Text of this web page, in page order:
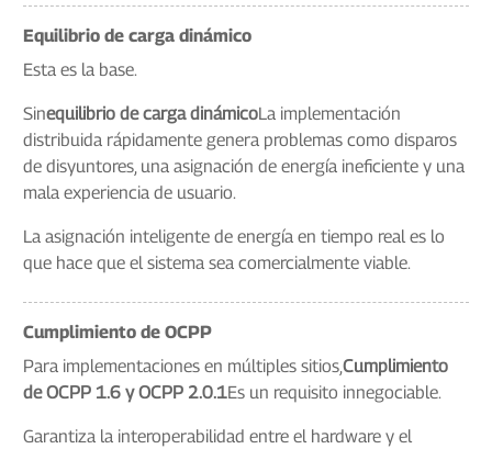
Equilibrio de carga dinámico
Esta es la base.
Sinequilibrio de carga dinámicoLa implementación
distribuida rápidamente genera problemas como disparos
de disyuntores, una asignación de energía ineficiente y una
mala experiencia de usuario.
La asignación inteligente de energía en tiempo real es lo
que hace que el sistema sea comercialmente viable.
Cumplimiento de OCPP
Para implementaciones en múltiples sitios,Cumplimiento
de OCPP 1.6 y OCPP 2.0.1Es un requisito innegociable.
Garantiza la interoperabilidad entre el hardware y el